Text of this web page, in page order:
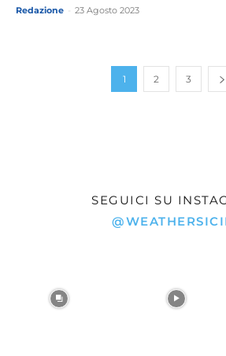
Redazione 23 Agosto 2023
1 2 3
SEGUICI SU